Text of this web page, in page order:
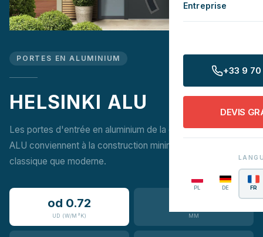
Entreprise
+33 9 70
DEVIS
PL DE FR
PORTES EN ALUMINIUM
HELSINKI ALU
Les portes d'entrée en aluminium de la collection Helsinki
ALU conviennent à la construction minimaliste, aussi bien
classique que moderne.
od 0.72
UD (W/M²K) MM